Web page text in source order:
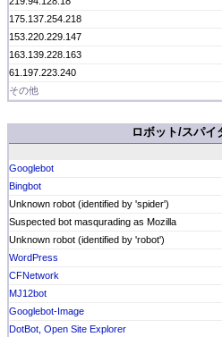
175.137.254.218
153.220.229.147
163.139.228.163
61.197.223.240
その他
ロボット/スパ
Googlebot
Bingbot
Unknown robot (identified by 'spider')
Suspected bot masqurading as Mozilla
Unknown robot (identified by 'robot')
WordPress
CFNetwork
MJ12bot
Googlebot-Image
DotBot, Open Site Explorer